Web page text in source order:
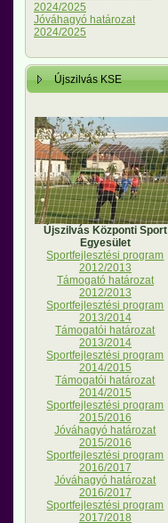
2024/2025
Jóváhagyó határozat
2024/2025
Újszilvás KSE
Újszilvás Központi Sport
Egyesület
Sportfejlesztési program
2012/2013
Támogató határozat
2012/2013
Sportfejlesztési program
2013/2014
Támogatói határozat
2013/2014
Sportfejlesztési program
2014/2015
Támogatói határozat
2014/2015
Sportfejlesztési program
2015/2016
Jóváhagyó határozat
2015/2016
Sportfejlesztési program
2016/2017
Jóváhagyó határozat
2016/2017
Sportfejlesztési program
2017/2018